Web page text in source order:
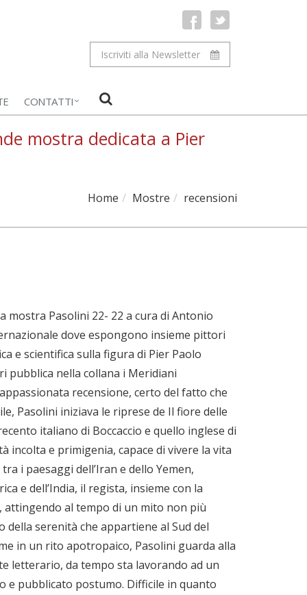
Iscriviti alla Newsletter
CONTATTI
mostra dedicata a Pier
Home Mostre recensioni
mostra Pasolini 22- 22 a cura di Antonio
dove espongono insieme pittori
e scientifica sulla figura di Pier Paolo
pubblica nella collana i Meridiani
recensione, certo del fatto che
Pasolini iniziava le riprese de Il fiore delle
italiano di Boccaccio e quello inglese di
incolta e primigenia, capace di vivere la vita
i paesaggi dell’Iran e dello Yemen,
e dell’India, il regista, insieme con la
attingendo al tempo di un mito non più
della serenità che appartiene al Sud del
in un rito apotropaico, Pasolini guarda alla
letterario, da tempo sta lavorando ad un
e pubblicato postumo. Difficile in quanto